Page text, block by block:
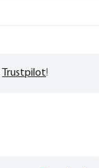
Trustpilot!